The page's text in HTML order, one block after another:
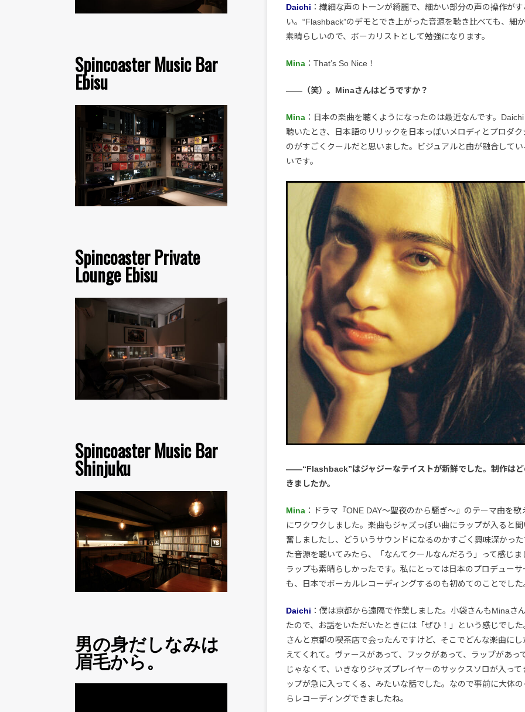
Spincoaster Music Bar
Ebisu
Spincoaster Private
Lounge Ebisu
Spincoaster Music Bar
Shinjuku
男の身だしなみは
眉毛から。
Daichi ：繊細な声のトーンが綺麗で、細かい部分の声の操作が
い。“Flashback”のデモとでき上がった音源を聴き比べても、細
素晴らしいので、ボーカリストとして勉強になります。
Mina ：That’s So Nice！
――（笑）。Minaさんはどうですか？
Mina ：日本の楽曲を聴くようになったのは最近なんです。
聴いたとき、日本語のリリックを日本っぽいメロディとプロダ
のがすごくクールだと思いました。ビジュアルと曲が融合して
いです。
――“Flashback”はジャジーなテイストが新鮮でした。制作はど
きましたか。
Mina ：ドラマ『ONE DAY～聖夜のから騒ぎ～』のテーマ曲を歌
にワクワクしました。楽曲もジャズっぽい曲にラップが入ると
奮しましたし、どういうサウンドになるのかすごく興味深かっ
た音源を聴いてみたら、「なんてクールなんだろう」って感じま
ラップも素晴らしかったです。私にとっては日本のプロデュー
も、日本でボーカルレコーディングするのも初めてのことでした
Daichi ：僕は京都から遠隔で作業しました。小袋さんもMinaさ
たので、お話をいただいたときには「ぜひ！」という感じでし
さんと京都の喫茶店で会ったんですけど、そこでどんな楽曲に
えてくれて。ヴァースがあって、フックがあって、ラップがあ
じゃなくて、いきなりジャズプレイヤーのサックスソロが入って
ップが急に入ってくる、みたいな話でした。なので事前に大体
らレコーディングできましたね。